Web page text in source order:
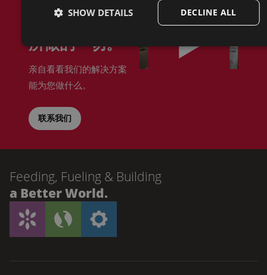
创新是我们
所做的一切。
亲自看看我们的解决方案
能为您做什么。
联系我们
Feeding, Fueling & Building
a Better World.
DECLINE ALL
SHOW DETAILS